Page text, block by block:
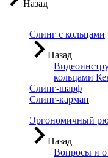
Назад
Слинг с кольцами
Назад
кольцами
Слинг-шарф
Слинг-карман
Эргономичный
Назад
Вопросы и